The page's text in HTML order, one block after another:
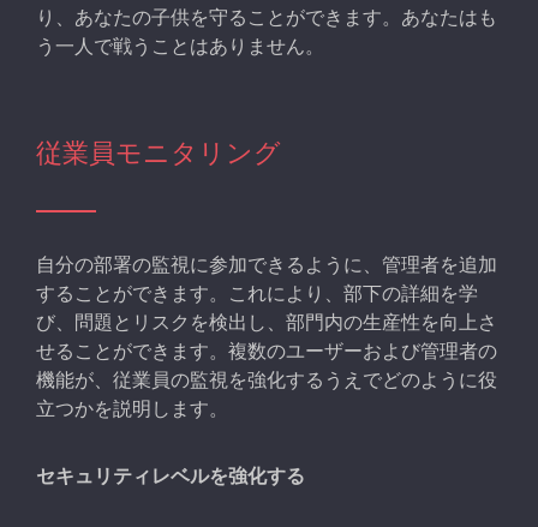
り、あなたの子供を守ることができます。あなたはも
う一人で戦うことはありません。
従業員モニタリング
自分の部署の監視に参加できるように、管理者を追加
することができます。これにより、部下の詳細を学
び、問題とリスクを検出し、部門内の生産性を向上さ
せることができます。複数のユーザーおよび管理者の
機能が、従業員の監視を強化するうえでどのように役
立つかを説明します。
セキュリティレベルを強化する